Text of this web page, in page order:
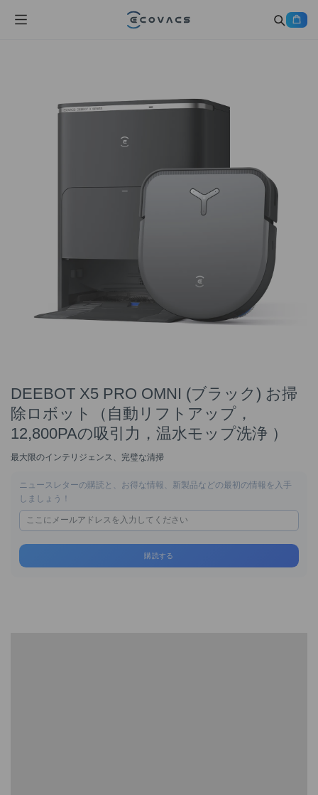
DEEBOT X5 PRO OMNI (ブラック) お掃
除ロボット（自動リフトアップ，
12,800PAの吸引力，温水モップ洗浄 ）
最大限のインテリジェンス、完璧な清掃
ニュースレターの購読と、お得な情報、新製品などの最初の情報を入手
しましょう！
購読する